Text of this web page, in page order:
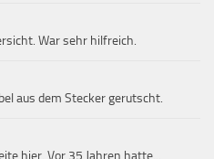
War sehr hilfreich.
aus dem Stecker gerutscht.
hier. Vor 35 Jahren hatte...